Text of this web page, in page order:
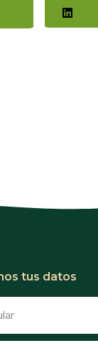
tus datos